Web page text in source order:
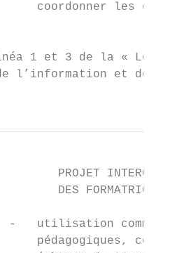
coordonner les
1 et 3 de la « Loi
l’information et de
PROJET
DES
-   utilisation
pédagogiques,